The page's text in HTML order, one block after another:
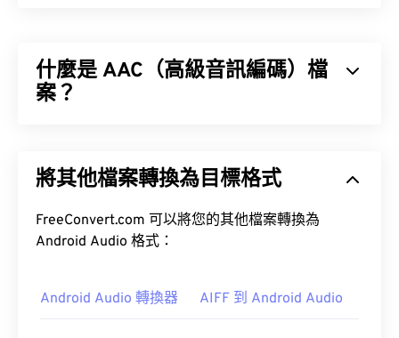
什麼是 AAC（高級音訊編碼）檔
案？
電視、數位廣播和網路串流媒體。它是 iOS、
將其他檔案轉換為目標格式
FreeConvert.com 可以將您的其他檔案轉換為
Android Audio 格式：
Android Audio 轉換器 AIFF 到 Android Audio